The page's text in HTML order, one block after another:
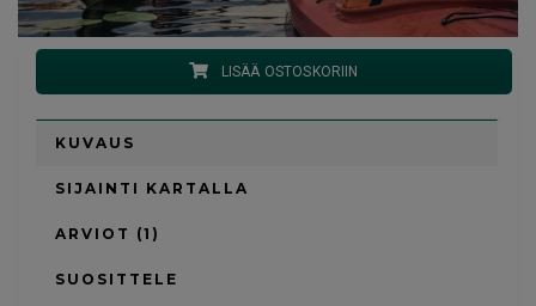
LISÄÄ OSTOSKORIIN
KUVAUS
SIJAINTI KARTALLA
ARVIOT (1)
SUOSITTELE